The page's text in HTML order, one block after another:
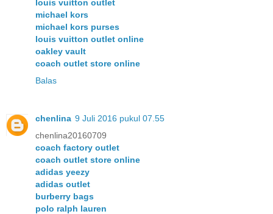
louis vuitton outlet
michael kors
michael kors purses
louis vuitton outlet online
oakley vault
coach outlet store online
Balas
chenlina 9 Juli 2016 pukul 07.55
chenlina20160709
coach factory outlet
coach outlet store online
adidas yeezy
adidas outlet
burberry bags
polo ralph lauren